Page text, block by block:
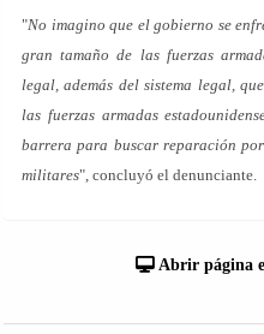
"No imagino que el gobierno se
gran tamaño de las fuerzas
legal, además del sistema legal,
las fuerzas armadas
barrera para buscar reparación
militares", concluyó el denunciante.
Abrir página